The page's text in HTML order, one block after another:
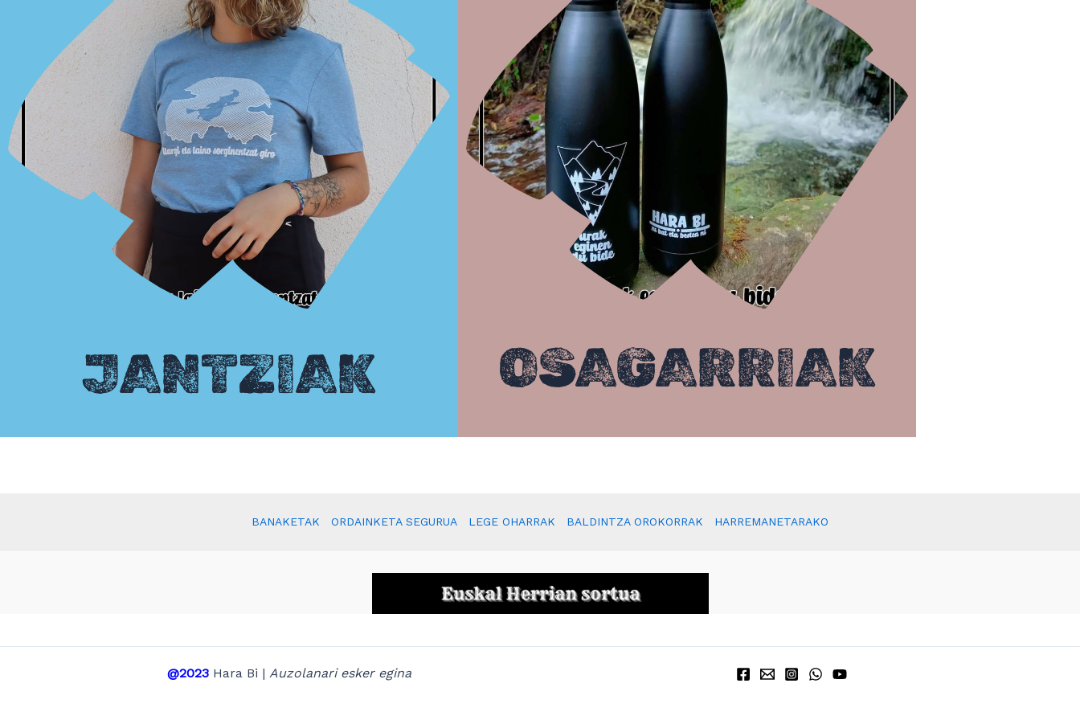
JANTZIAK OSAGARRIAK
BANAKETAK ORDAINKETA SEGURUA LEGE OHARRAK BALDINTZA OROKORRAK HARREMANETARAKO
@2023Hara Bi | Auzolanari esker egina